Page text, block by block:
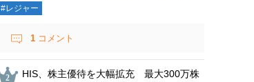
#レジャー
1 コメント
HIS、株主優待を大幅拡充 最大300万株